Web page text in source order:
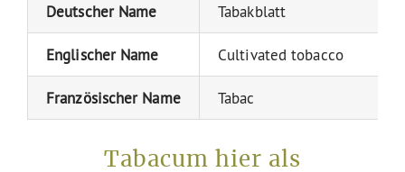
Deutscher Name Tabakblatt
Englischer Name Cultivated tobacco
Französischer Name Tabac
Tabacum hier als